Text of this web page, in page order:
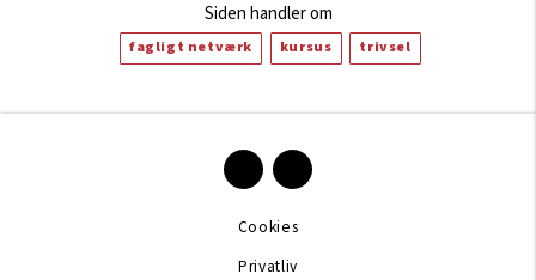
Siden handler om
fagligt netværk kursus trivsel
Cookies
Privatliv